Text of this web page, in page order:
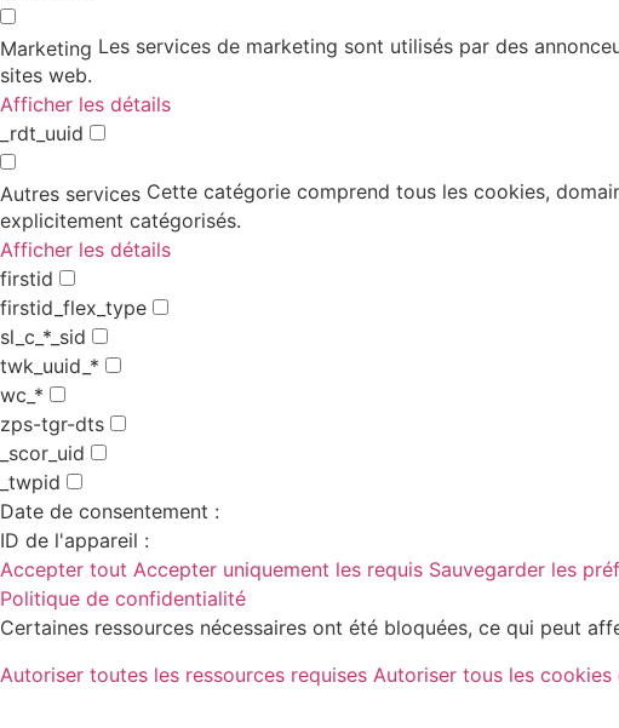
Marketing Les services de marketing sont utilisés par des
sites web.
Afficher les détails
_rdt_uuid
Autres services Cette catégorie comprend tous les cookies,
explicitement catégorisés.
Afficher les détails
firstid
firstid_flex_type
sl_c_*_sid
twk_uuid_*
wc_*
zps-tgr-dts
_scor_uid
_twpid
Date de consentement :
ID de l'appareil :
Accepter tout Accepter uniquement les requis Sauvegarder les
Politique de confidentialité
Certaines ressources nécessaires ont été bloquées, ce qui peut
Autoriser toutes les ressources requises Autoriser tous les cookies